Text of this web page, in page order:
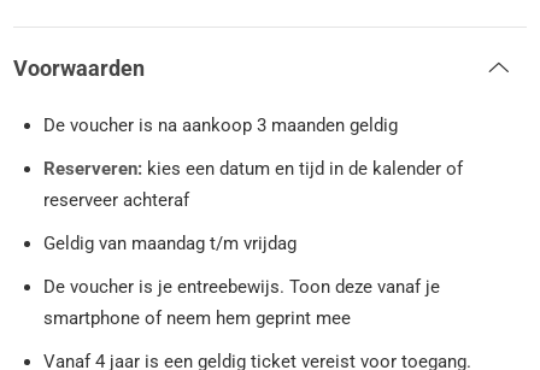
Voorwaarden
De voucher is na aankoop 3 maanden geldig
Reserveren: kies een datum en tijd in de kalender of
reserveer achteraf
Geldig van maandag t/m vrijdag
De voucher is je entreebewijs. Toon deze vanaf je
smartphone of neem hem geprint mee
Vanaf 4 jaar is een geldig ticket vereist voor toegang.